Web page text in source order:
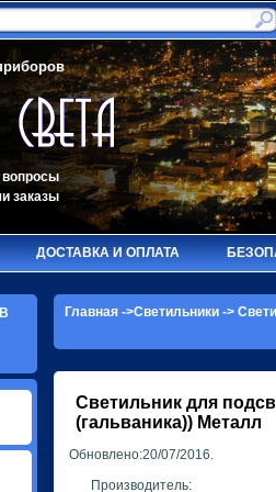
вопросы
заказы
ДОСТАВКА И ОПЛАТА
Главная ->Светильники ->
Светильник для
(гальваника)) Металл
Обновлено:20/07/2016.
Производитель: